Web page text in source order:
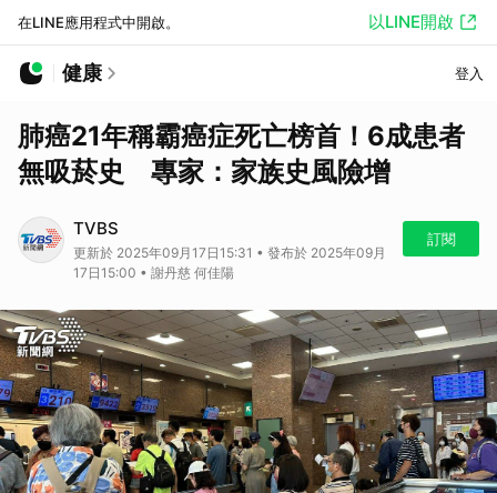
在LINE應用程式中開啟。 以LINE開啟
健康 登入
肺癌21年稱霸癌症死亡榜首！6成患者
無吸菸史 專家：家族史風險增
TVBS
更新於 2025年09月17日15:31 • 發布於 2025年09月
17日15:00 • 謝丹慈 何佳陽
訂閱